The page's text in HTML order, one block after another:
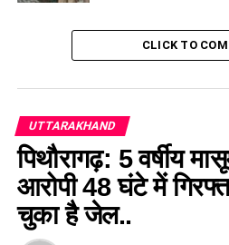
CLICK TO
UTTARAKHAND
पिथौरागढ़: 5 वर्षीय
आरोपी 48 घंटे में
चुका है जेल..